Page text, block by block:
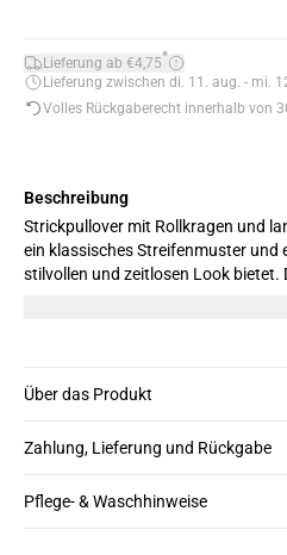
Lieferung ab €4,75*
Lieferung zwischen di. 11. aug. - mi.
Volles Rückgaberecht innerhalb von
Beschreibung
Strickpullover mit Rollkragen und
ein klassisches Streifenmuster und
stilvollen und zeitlosen Look bietet. Das Model ist 176 cm groß
Über das Produkt
Zahlung, Lieferung und Rückgabe
Pflege- & Waschhinweise